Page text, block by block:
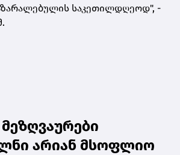
საკეთილდღეოდ", -
არიან მსოფლიო